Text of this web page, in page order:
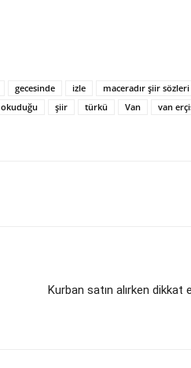
gecesinde izle
maceradır şiir sözleri
okuduğu şiir türkü Van van
Kurban satın alırken dikkat